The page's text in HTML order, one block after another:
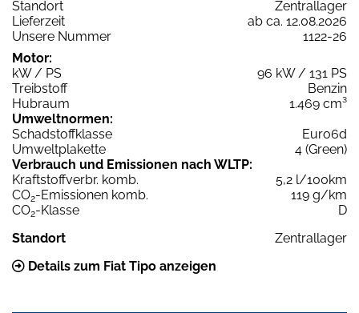
Standort
Zentrallager
Lieferzeit
ab ca. 12.08.2026
Unsere Nummer
1122-26
Motor:
kW / PS
96 kW / 131 PS
Treibstoff
Benzin
Hubraum
1.469 cm³
Umweltnormen:
Schadstoffklasse
Euro6d
Umweltplakette
4 (Green)
Verbrauch und Emissionen nach WLTP:
Kraftstoffverbr. komb.
5,2 l/100km
CO2-Emissionen komb.
119 g/km
CO2-Klasse
D
Standort
Zentrallager
Details zum Fiat Tipo anzeigen